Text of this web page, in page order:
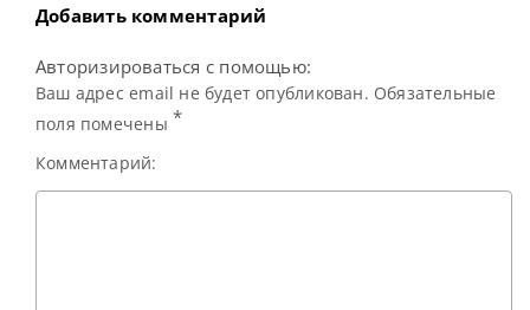
Добавить комментарий
Авторизироваться с помощью:
Ваш адрес email не будет опубликован. Обязательные
поля помечены *
Комментарий: